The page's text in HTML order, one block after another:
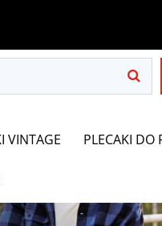
VINTAGE PLECAKI DO